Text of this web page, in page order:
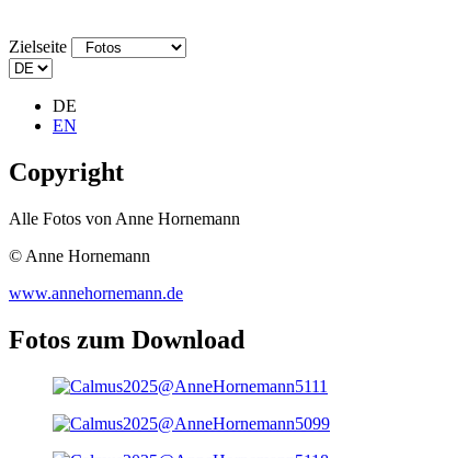
Zielseite
DE
EN
Copyright
Alle Fotos von Anne Hornemann
© Anne Hornemann
www.annehornemann.de
Fotos zum Download